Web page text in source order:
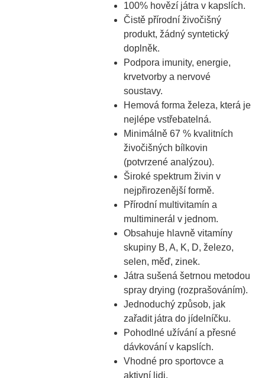
100% hovězí játra v kapslích.
Čistě přírodní živočišný
produkt, žádný syntetický
doplněk.
Podpora imunity, energie,
krvetvorby a nervové
soustavy.
Hemová forma železa, která je
nejlépe vstřebatelná.
Minimálně 67 % kvalitních
živočišných bílkovin
(potvrzené analýzou).
Široké spektrum živin v
nejpřirozenější formě.
Přírodní multivitamín a
multiminerál v jednom.
Obsahuje hlavně vitamíny
skupiny B, A, K, D, železo,
selen, měď, zinek.
Játra sušená šetrnou metodou
spray drying (rozprašováním).
Jednoduchý způsob, jak
zařadit játra do jídelníčku.
Pohodlné užívání a přesné
dávkování v kapslích.
Vhodné pro sportovce a
aktivní lidi.